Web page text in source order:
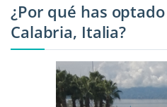
¿Por qué has
Calabria, Italia?